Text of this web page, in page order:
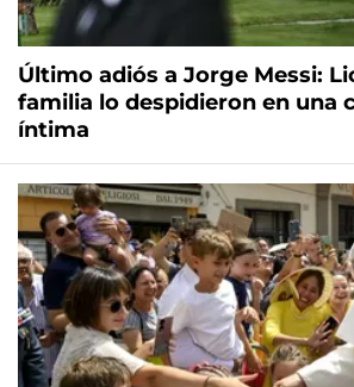
Último adiós a Jorge Messi:
familia lo despidieron en una
íntima